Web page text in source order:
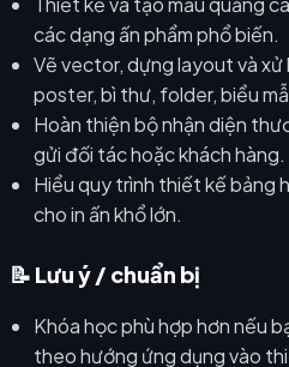
các dạng ấn phẩm phổ biến.
Vẽ vector, dựng layout và xử
poster, bì thư, folder, biểu
Hoàn thiện bộ nhận diện
gửi đối tác hoặc khách hàng.
Hiểu quy trình thiết kế bảng
cho in ấn khổ lớn.
📝 Lưu ý / chuẩn bị
Khóa học phù hợp hơn nếu
theo hướng ứng dụng vào